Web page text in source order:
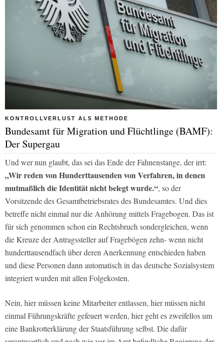
KONTROLLVERLUST ALS METHODE
Bundesamt für Migration und Flüchtlinge (BAMF):
Der Supergau
Und wer nun glaubt, das sei das Ende der Fahnenstange, der irrt:
„Wir reden von Hunderttausenden von Verfahren, in denen
mutmaßlich die Identität nicht belegt wurde.“, so der
Vorsitzende des Gesamtbetriebsrates des Bundesamtes. Und dies
betreffe nicht einmal nur die Anhörung mittels Fragebogen. Das ist
für sich genommen schon ein Rechtsbruch sondergleichen, wenn
die Kreuze der Antragssteller auf Fragebögen zehn- wenn nicht
hunderttausendfach über deren Anerkennung entschieden haben
und diese Personen dann automatisch in das deutsche Sozialsystem
integriert wurden mit allen Folgekosten.
Nein, hier müssen keine Mitarbeiter entlassen, hier müssen nicht
einmal Führungskräfte gefeuert werden, hier geht es zweifellos um
eine Bankrotterklärung der Staatsführung selbst. Die dafür